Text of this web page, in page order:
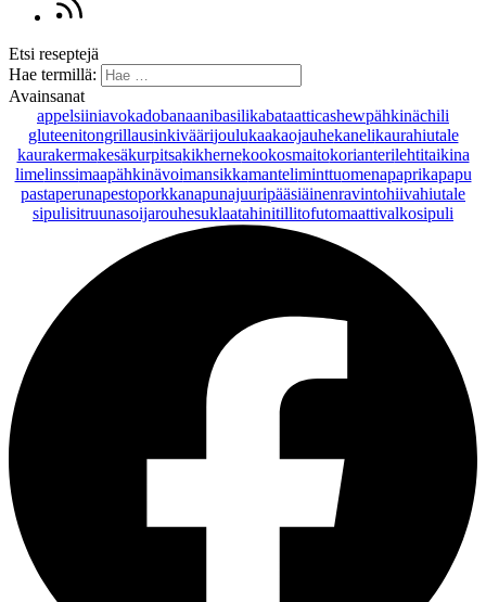
Etsi reseptejä
Hae termillä:
Avainsanat
appelsiiniavokadobanaanibasilikabataatticashewpähkinächili
gluteenitongrillausinkiväärijoulukaakaojauhekanelikaurahiutale
kaurakermakesäkurpitsakikhernekookosmaitokorianterilehtitaikina
limelinssimaapähkinävoimansikkamanteliminttuomenapaprikapapu
pastaperunapestoporkkanapunajuuripääsiäinenravintohiivahiutale
sipulisitruunasoijarouhesuklaatahinitillitofutomaattivalkosipuli